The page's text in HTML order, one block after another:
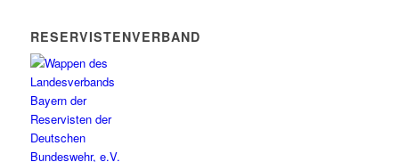
RESERVISTENVERBAND